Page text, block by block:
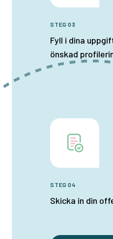
STEG 03
Fyll i dina
önskad
STEG 04
Skicka in din